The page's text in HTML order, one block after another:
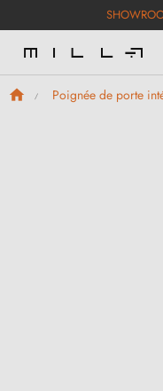
Poignée de porte